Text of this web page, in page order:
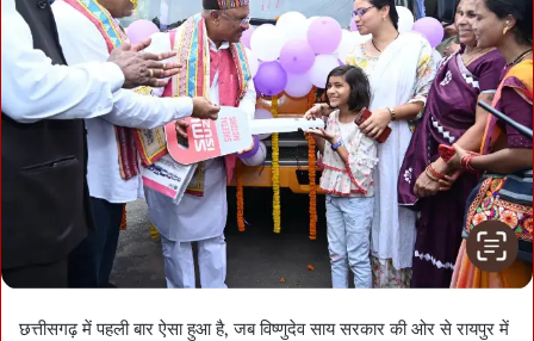
छत्तीसगढ़ में पहली बार ऐसा हुआ है, जब विष्णुदेव साय सरकार की ओर से रायपुर में